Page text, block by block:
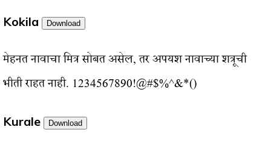
Kokila Download
मेहनत नावाचा मित्र सोबत असेल, तर अपयश नावाच्या शत्रूची
भीती राहत नाही. 1234567890!@#$%^&*()
Kurale Download